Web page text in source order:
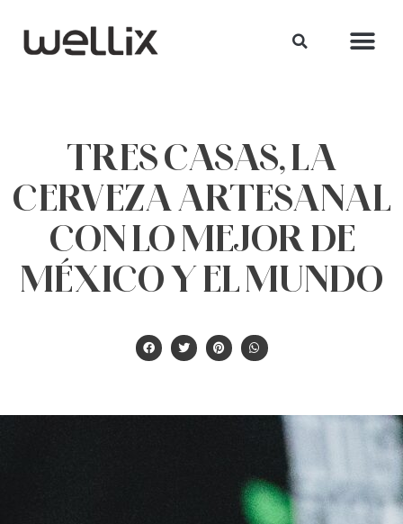
TRES CASAS, LA
CERVEZA ARTESANAL
CON LO MEJOR DE
MÉXICO Y EL MUNDO